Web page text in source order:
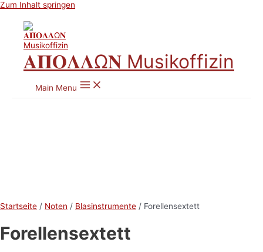
Zum Inhalt springen
𝚨𝚷𝚶𝚲𝚲Ω𝚴 Musikoffizin
Main Menu
Startseite / Noten / Blasinstrumente / Forellensextett
Forellensextett